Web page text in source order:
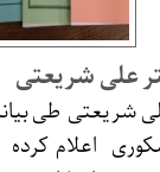
علی شریعتی
اعلام